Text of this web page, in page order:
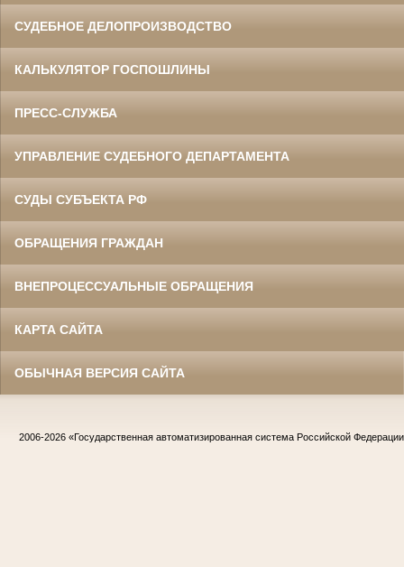
СУДЕБНОЕ ДЕЛОПРОИЗВОДСТВО
КАЛЬКУЛЯТОР ГОСПОШЛИНЫ
ПРЕСС-СЛУЖБА
УПРАВЛЕНИЕ СУДЕБНОГО ДЕПАРТАМЕНТА
СУДЫ СУБЪЕКТА РФ
ОБРАЩЕНИЯ ГРАЖДАН
ВНЕПРОЦЕССУАЛЬНЫЕ ОБРАЩЕНИЯ
КАРТА САЙТА
ОБЫЧНАЯ ВЕРСИЯ САЙТА
2006-2026 «Государственная автоматизированная система Российской